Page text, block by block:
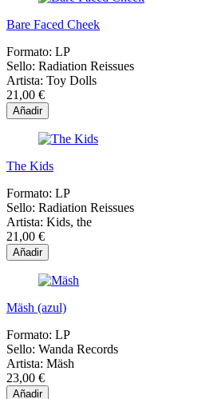
Bare Faced Cheek
Formato: LP
Sello: Radiation Reissues
Artista: Toy Dolls
21,00 €
Añadir
The Kids
Formato: LP
Sello: Radiation Reissues
Artista: Kids, the
21,00 €
Añadir
Mäsh (azul)
Formato: LP
Sello: Wanda Records
Artista: Mäsh
23,00 €
Añadir